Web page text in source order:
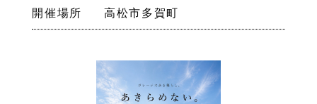
開催場所 高松市多賀町